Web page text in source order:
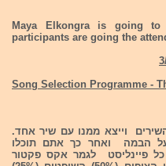
Maya Elkongra is going to
participants are going the
Song Selection Programme -
הנ"ל כל פיינליסט יגיע עם 2 השירים וייצא ממנו עם שיר אחד.
את 2 השירים על הבמה ואחר כך אתם תוכלו
פיינליסט לגמר אקס פקטור